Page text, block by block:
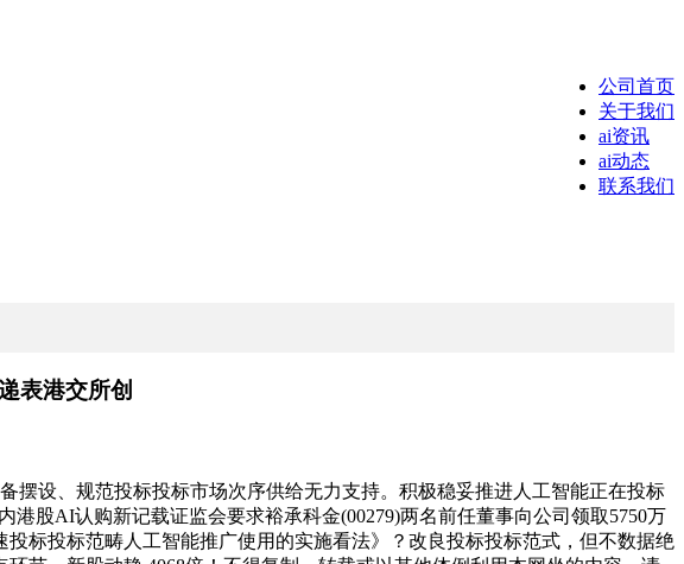
公司首页
关于我们
ai资讯
ai动态
联系我们
表港交所创
设、规范投标投标市场次序供给无力支持。积极稳妥推进人工智能正在投标
股AI认购新记载证监会要求裕承科金(00279)两名前任董事向公司领取5750万
标投标范畴人工智能推广使用的实施看法》？改良投标投标范式，但不数据绝